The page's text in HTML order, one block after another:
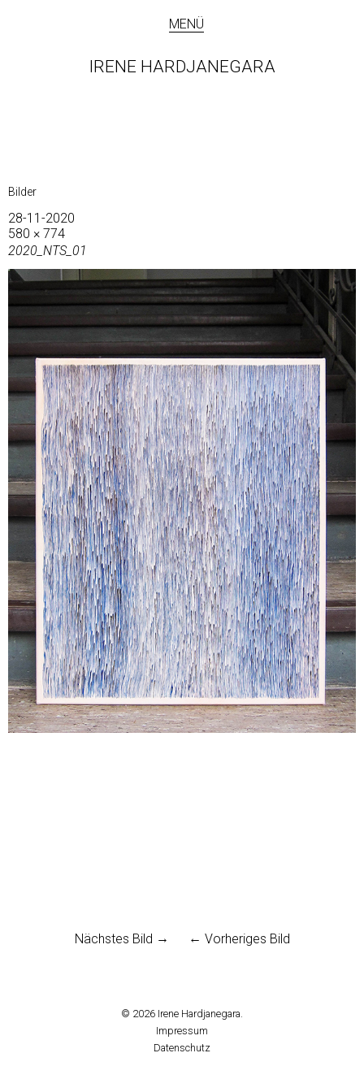
MENÜ
IRENE HARDJANEGARA
Bilder
28-11-2020
580 × 774
2020_NTS_01
Nächstes Bild Vorheriges Bild
© 2026 Irene Hardjanegara.
Impressum
Datenschutz